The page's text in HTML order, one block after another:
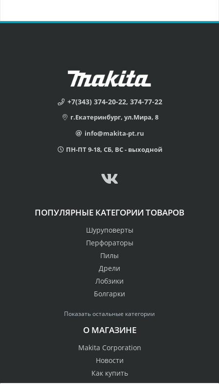
+7(343) 374-20-22, 374-77-22
г.Екатеринбург, ул.Мира, 8
info@makita-pt.ru
ПН-ПТ 9-18, СБ, ВС - выходной
ПОПУЛЯРНЫЕ КАТЕГОРИИ ТОВАРОВ
Шуруповерты
Перфораторы
Пилы
Дрели
Лобзики
Болгарки
Показать остальные категории
О МАГАЗИНЕ
Makita Corporation
Новости
Как купить